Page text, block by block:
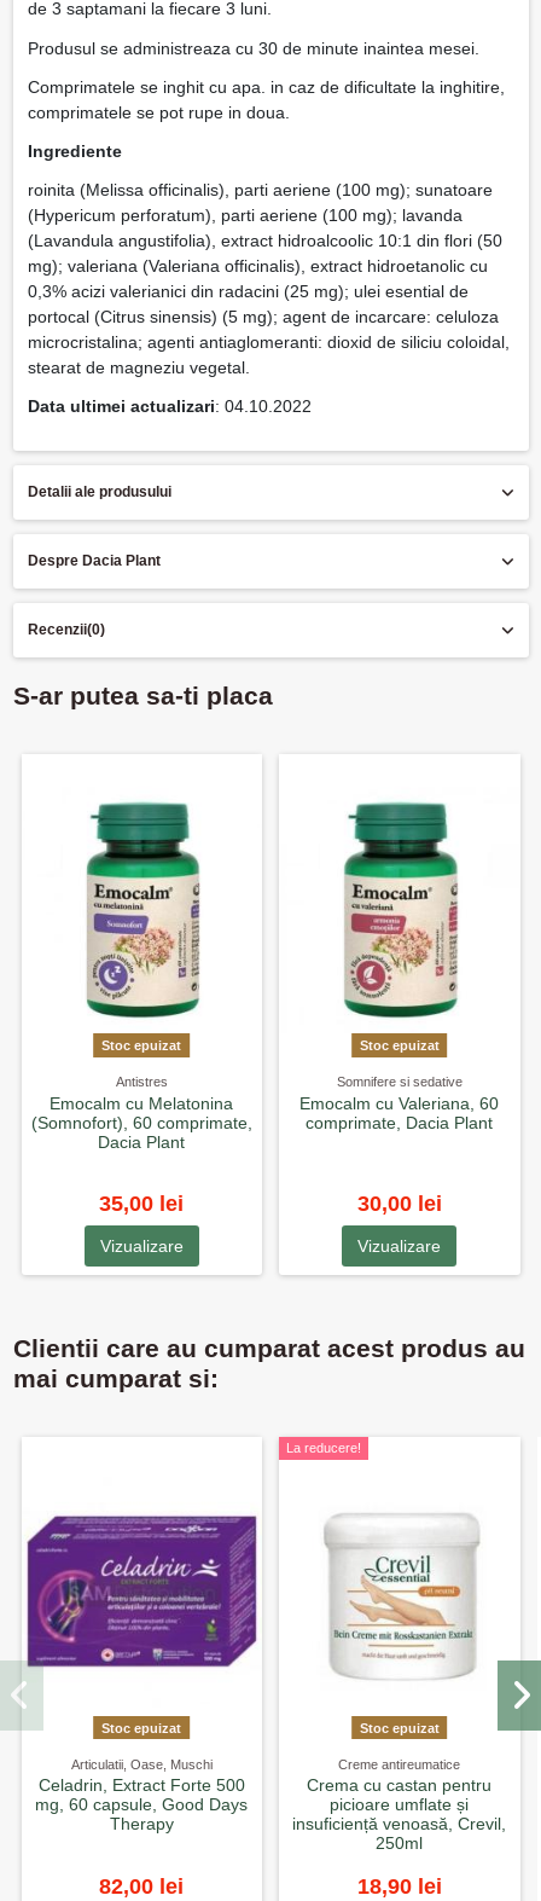
de 3 saptamani la fiecare 3 luni.
Produsul se administreaza cu 30 de minute inaintea mesei.
Comprimatele se inghit cu apa. in caz de dificultate la inghitire,
comprimatele se pot rupe in doua.
Ingrediente
roinita (Melissa officinalis), parti aeriene (100 mg); sunatoare
(Hypericum perforatum), parti aeriene (100 mg); lavanda
(Lavandula angustifolia), extract hidroalcoolic 10:1 din flori (50
mg); valeriana (Valeriana officinalis), extract hidroetanolic cu
0,3% acizi valerianici din radacini (25 mg); ulei esential de
portocal (Citrus sinensis) (5 mg); agent de incarcare: celuloza
microcristalina; agenti antiaglomeranti: dioxid de siliciu coloidal,
stearat de magneziu vegetal.
Data ultimei actualizari: 04.10.2022
Detalii ale produsului
Despre Dacia Plant
Recenzii(0)
S-ar putea sa-ti placa
Stoc epuizat
Antistres
Emocalm cu Melatonina
(Somnofort), 60 comprimate,
Dacia Plant
35,00 lei
Vizualizare
Stoc epuizat
Somnifere si sedative
Emocalm cu Valeriana, 60
comprimate, Dacia Plant
30,00 lei
Vizualizare
Clientii care au cumparat acest produs au
mai cumparat si:
Stoc epuizat
Articulatii, Oase, Muschi
Celadrin, Extract Forte 500
mg, 60 capsule, Good Days
Therapy
82,00 lei
La reducere!
Stoc epuizat
Creme antireumatice
Crema cu castan pentru
picioare umflate și
insuficiență venoasă, Crevil,
250ml
18,90 lei